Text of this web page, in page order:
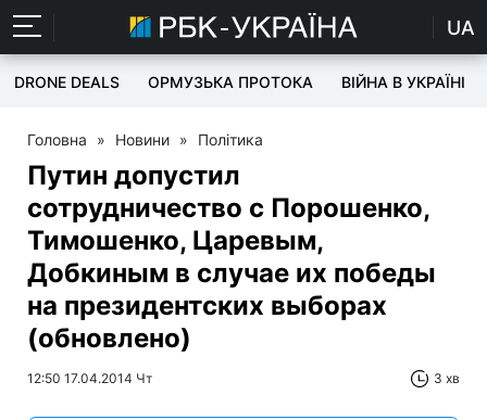
UA
DRONE DEALS ОРМУЗЬКА ПРОТОКА ВІЙНА В УКРАЇНІ
Головна » Новини » Політика
Путин допустил
сотрудничество с Порошенко,
Тимошенко, Царевым,
Добкиным в случае их победы
на президентских выборах
(обновлено)
12:50 17.04.2014 Чт 3 хв